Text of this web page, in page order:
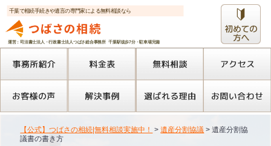
千葉で相続手続きや遺言の専門家による無料相談なら
運営：司法書士法人・行政書士法人つばさ総合事務所 千葉駅徒歩7分・駐車場完備
【公式】つばさの相続|無料相談実施中！ >遺産分割協議 >遺産分割協
議書の書き方